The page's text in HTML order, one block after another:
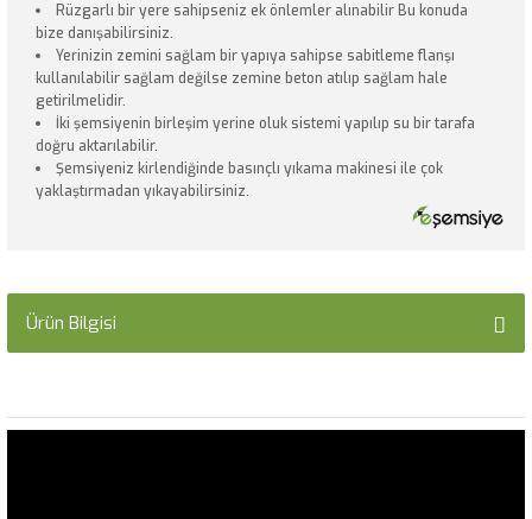
Rüzgarlı bir yere sahipseniz ek önlemler alınabilir Bu konuda
bize danışabilirsiniz.
Yerinizin zemini sağlam bir yapıya sahipse sabitleme flanşı
kullanılabilir sağlam değilse zemine beton atılıp sağlam hale
getirilmelidir.
İki şemsiyenin birleşim yerine oluk sistemi yapılıp su bir tarafa
doğru aktarılabilir.
Şemsiyeniz kirlendiğinde basınçlı yıkama makinesi ile çok
yaklaştırmadan yıkayabilirsiniz.
Ürün Bilgisi